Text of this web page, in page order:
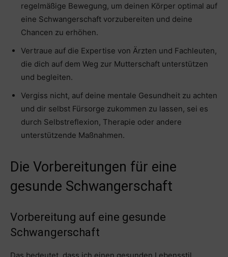
regelmäßige Bewegung, um deinen Körper optimal auf
eine Schwangerschaft vorzubereiten und deine
Chancen zu erhöhen.
Vertraue auf die Expertise von Ärzten und Fachleuten,
die dich auf dem Weg zur Mutterschaft unterstützen
und begleiten.
Vergiss nicht, auf deine mentale Gesundheit zu achten
und dir selbst Fürsorge zukommen zu lassen, sei es
durch Selbstreflexion, Therapie oder andere
unterstützende Maßnahmen.
Die Vorbereitungen für eine
gesunde Schwangerschaft
Vorbereitung auf eine gesunde
Schwangerschaft